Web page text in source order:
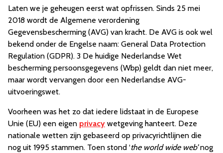
Laten we je geheugen eerst wat opfrissen. Sinds 25 mei
2018 wordt de Algemene verordening
Gegevensbescherming (AVG) van kracht. De AVG is ook wel
bekend onder de Engelse naam: General Data Protection
Regulation (GDPR). 3 De huidige Nederlandse Wet
bescherming persoonsgegevens (Wbp) geldt dan niet meer,
maar wordt vervangen door een Nederlandse AVG-
uitvoeringswet.
Voorheen was het zo dat iedere lidstaat in de Europese
Unie (EU) een eigen privacy wetgeving hanteert. Deze
nationale wetten zijn gebaseerd op privacyrichtlijnen die
nog uit 1995 stammen. Toen stond ‘the world wide web’nog